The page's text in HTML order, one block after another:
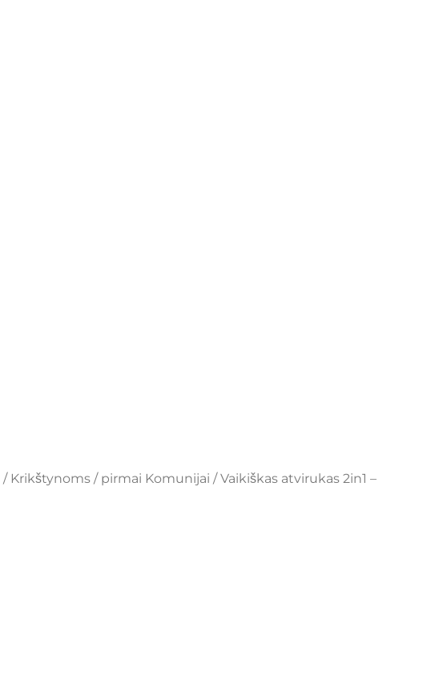
/ Krikštynoms / pirmai Komunijai / Vaikiškas atvirukas 2in1 –